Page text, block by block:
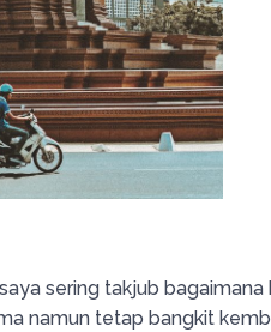
sering takjub bagaimana
namun tetap bangkit